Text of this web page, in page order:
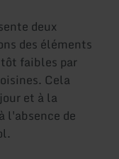
deux
des éléments
faibles par
Cela
et à la
l'absence de